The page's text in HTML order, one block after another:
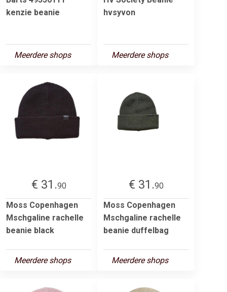
kenzie beanie
Meerdere shops
hvsyvon
Meerdere shops
€ 31.90
Moss Copenhagen
Mschgaline rachelle
beanie black
Meerdere shops
€ 31.90
Moss Copenhagen
Mschgaline rachelle
beanie duffelbag
Meerdere shops